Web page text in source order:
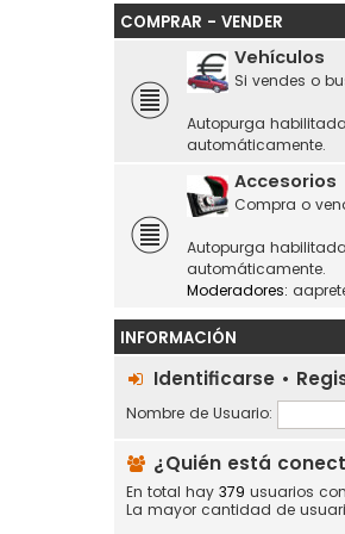
COMPRAR - VENDER
Vehículos
Si vendes o
Autopurga
automáticamente.
Accesorios
Compra o
Autopurga
automáticamente.
Moderadores:
INFORMACIÓN
Identificarse •
Nombre de Usuario:
¿Quién está
En total hay 379 usuarios
La mayor cantidad de